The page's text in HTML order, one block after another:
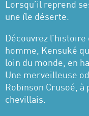
Lorsqu’il reprend
une île déserte.
Découvrez
homme, Kensuké
loin du monde, en
Une merveilleuse
Robinson Crusoé,
chevillais.